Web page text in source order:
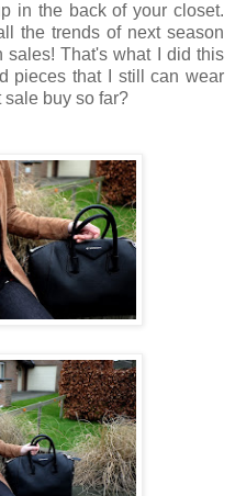
in the back of your closet.
the trends of next season
sales! That's what I did this
pieces that I still can wear
sale buy so far?